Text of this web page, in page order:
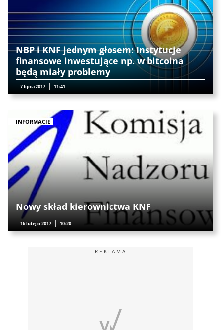
NBP i KNF jednym głosem: Instytucje
finansowe inwestujące np. w bitcoina
będą miały problemy
7 lipca 2017 11:41
INFORMACJE
Nowy skład kierownictwa KNF
16 lutego 2017 10:20
REKLAMA